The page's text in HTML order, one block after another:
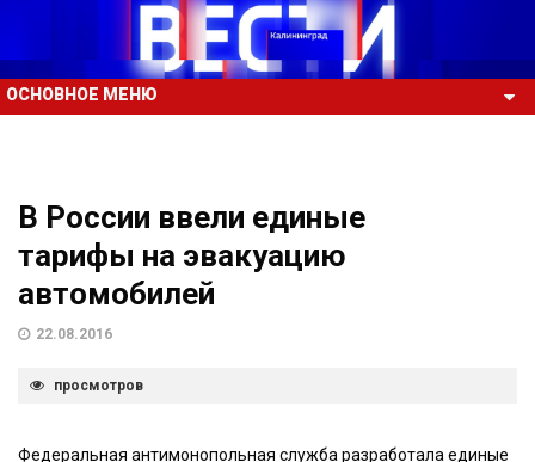
ОСНОВНОЕ МЕНЮ
В России ввели единые
тарифы на эвакуацию
автомобилей
22.08.2016
просмотров
Федеральная антимонопольная служба разработала единые